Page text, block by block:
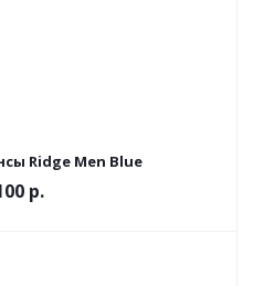
Ridge Men Blue
р.